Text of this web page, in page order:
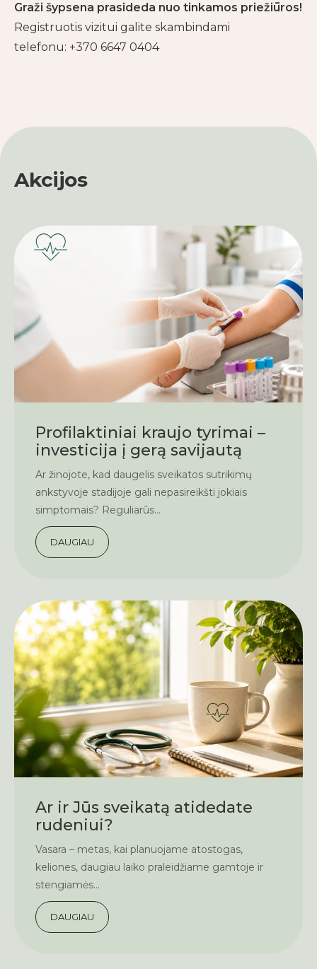
Graži šypsena prasideda nuo tinkamos priežiūros!
Registruotis vizitui galite skambindami
telefonu: +370 6647 0404
Akcijos
Profilaktiniai kraujo tyrimai –
investicija į gerą savijautą
Ar žinojote, kad daugelis sveikatos sutrikimų
ankstyvoje stadijoje gali nepasireikšti jokiais
simptomais? Reguliarūs...
DAUGIAU
Ar ir Jūs sveikatą atidedate
rudeniui?
Vasara – metas, kai planuojame atostogas,
keliones, daugiau laiko praleidžiame gamtoje ir
stengiamės...
DAUGIAU